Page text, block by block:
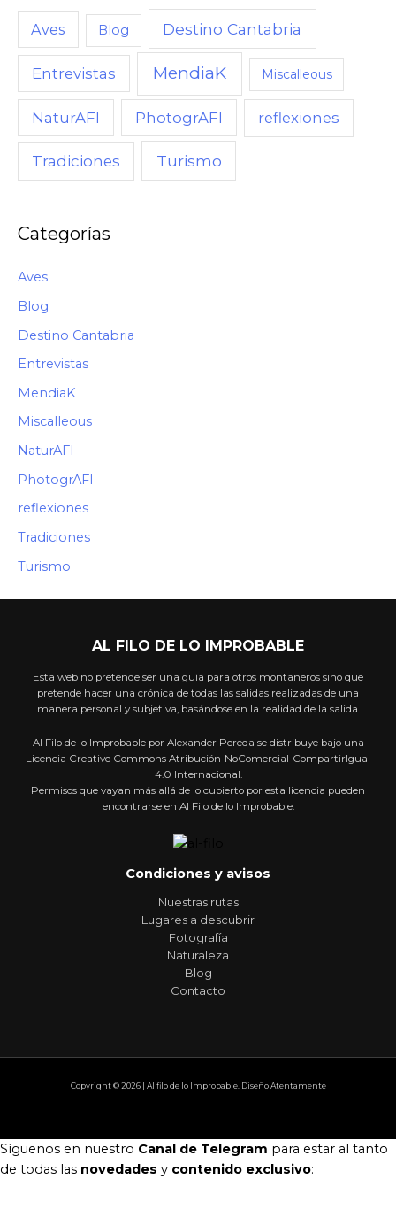
Aves Blog Destino Cantabria
Entrevistas MendiaK Miscalleous
NaturAFI PhotogrAFI reflexiones
Tradiciones Turismo
Categorías
Aves
Blog
Destino Cantabria
Entrevistas
MendiaK
Miscalleous
NaturAFI
PhotogrAFI
reflexiones
Tradiciones
Turismo
AL FILO DE LO IMPROBABLE
Esta web no pretende ser una guía para otros montañeros sino que
pretende hacer una crónica de todas las salidas realizadas de una
manera personal y subjetiva, basándose en la realidad de la salida.
Al Filo de lo Improbable por Alexander Pereda se distribuye bajo una
Licencia Creative Commons Atribución-NoComercial-CompartirIgual
4.0 Internacional.
Permisos que vayan más allá de lo cubierto por esta licencia pueden
encontrarse en Al Filo de lo Improbable.
Condiciones y avisos
Nuestras rutas
Lugares a descubrir
Fotografía
Naturaleza
Blog
Contacto
Copyright © 2026 | Al filo de lo Improbable. Diseño Atentamente
Síguenos en nuestro Canal de Telegram para estar al tanto
de todas las novedades y contenido exclusivo: